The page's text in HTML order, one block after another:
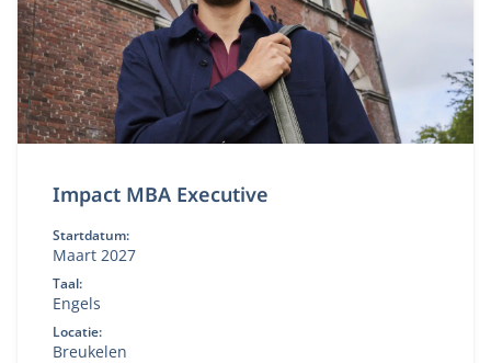
Impact MBA Executive
Startdatum:
Maart 2027
Taal:
Engels
Locatie:
Breukelen